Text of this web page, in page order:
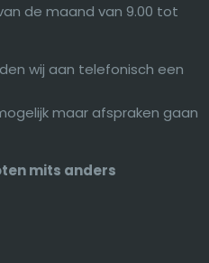
de maand van 9.00 tot
wij aan telefonisch een
maar afspraken gaan
mits anders